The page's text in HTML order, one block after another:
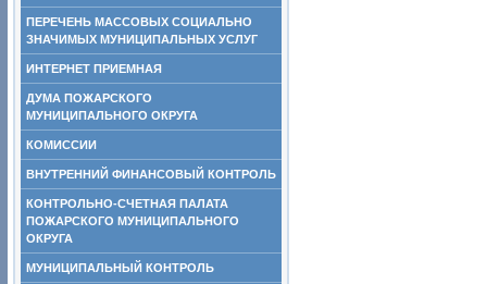
ПЕРЕЧЕНЬ МАССОВЫХ СОЦИАЛЬНО
ЗНАЧИМЫХ МУНИЦИПАЛЬНЫХ УСЛУГ
ИНТЕРНЕТ ПРИЕМНАЯ
ДУМА ПОЖАРСКОГО
МУНИЦИПАЛЬНОГО ОКРУГА
КОМИССИИ
ВНУТРЕННИЙ ФИНАНСОВЫЙ КОНТРОЛЬ
КОНТРОЛЬНО-СЧЕТНАЯ ПАЛАТА
ПОЖАРСКОГО МУНИЦИПАЛЬНОГО
ОКРУГА
МУНИЦИПАЛЬНЫЙ КОНТРОЛЬ